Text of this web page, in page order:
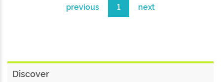
previous 1 next
Discover